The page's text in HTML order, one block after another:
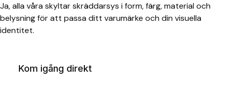
Ja, alla våra skyltar skräddarsys i form, färg, material och
belysning för att passa ditt varumärke och din visuella
identitet.
Kom igång direkt